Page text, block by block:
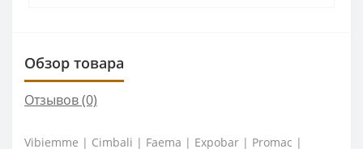
Обзор товара
Отзывов (0)
Vibiemme | Cimbali | Faema | Expobar | Promac |